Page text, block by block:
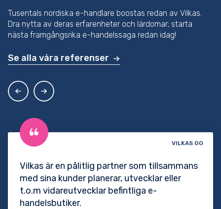
Tusentals nordiska e-handlare boostas redan av Vilkas.
Dra nytta av deras erfarenheter och lärdomar; starta
nästa framgångsrika e-handelssaga redan idag!
Se alla våra referenser
VILKAS GO
Vilkas är en pålitlig partner som tillsammans
med sina kunder planerar, utvecklar eller
t.o.m vidareutvecklar befintliga e-
handelsbutiker.